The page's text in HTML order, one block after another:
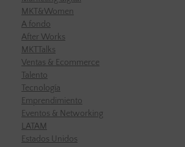
MKT&Women
A fondo
After Works
MKTTalks
Ventas & Ecommerce
Talento
Tecnología
Emprendimiento
Eventos & Networking
LATAM
Estados Unidos